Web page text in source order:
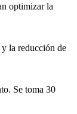
optimizar la
la reducción de
Se toma 30